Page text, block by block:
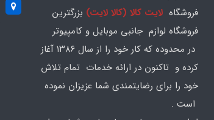
فروشگاه لایت کالا (کالا لایت) بزرگترین
فروشگاه لوازم جانبی موبایل و کامپیوتر
در محدوده که کار خود را از سال ۱۳۸۶ آغاز
کرده و تاکنون در ارائه خدمات تمام تلاش
خود را برای رضایتمندی شما عزیزان نموده
است .